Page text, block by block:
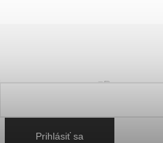
Prihlásiť sa